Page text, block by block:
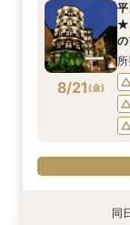
8/20(木)
8/20(木)
8/20(木)
8/20(木)
8/20(木)
8/20(木)
8/20(木)
8/21 (金)
★
特典あり
特典あり
特典あり
衣装試着
衣装試着
特典あり同